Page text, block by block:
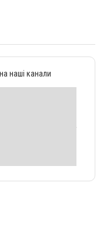
наші канали